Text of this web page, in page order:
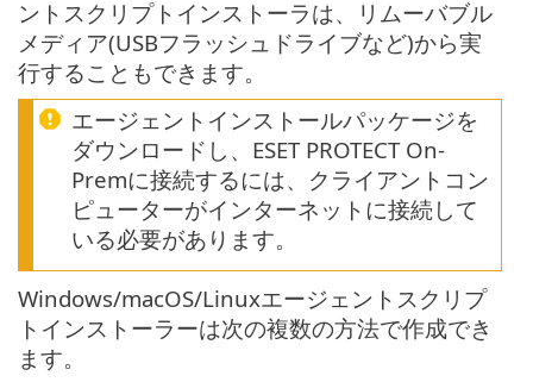
ントスクリプトインストーラは、リムーバブル
メディア(USBフラッシュドライブなど)から実
行することもできます。
エージェントインストールパッケージを
ダウンロードし、ESET PROTECT On-
Premに接続するには、クライアントコン
ピューターがインターネットに接続して
いる必要があります。
Windows/macOS/Linuxエージェントスクリプ
トインストーラーは次の複数の方法で作成でき
ます。